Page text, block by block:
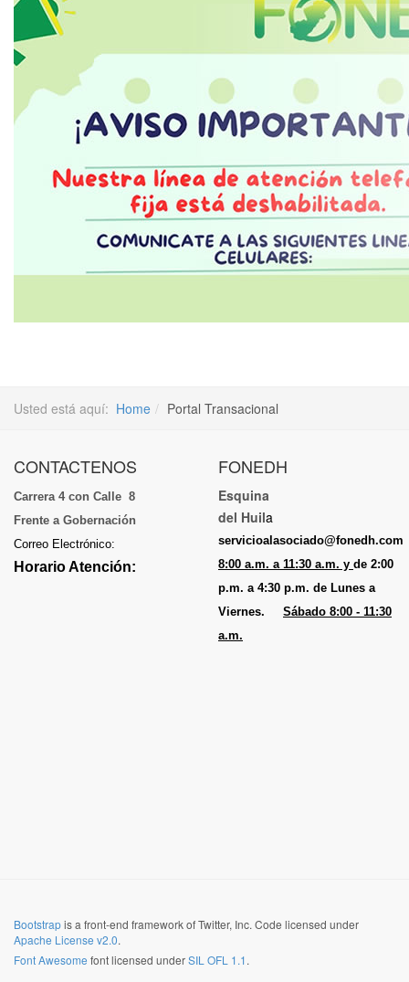
Usted está aquí: Home Portal Transacional
CONTACTENOS
Carrera 4 con Calle 8
Frente a Gobernación
Correo Electrónico:
Horario Atención:
FONEDH
Esquina
del Huila
servicioalasociado@fonedh.com
8:00 a.m. a 11:30 a.m. y de 2:00
p.m. a 4:30 p.m. de Lunes a
Viernes.
Sábado 8:00 - 11:30
a.m.
Bootstrapis a front-end framework of Twitter, Inc. Code licensed under
Apache License v2.0.
Font Awesome font licensed underSIL OFL 1.1.